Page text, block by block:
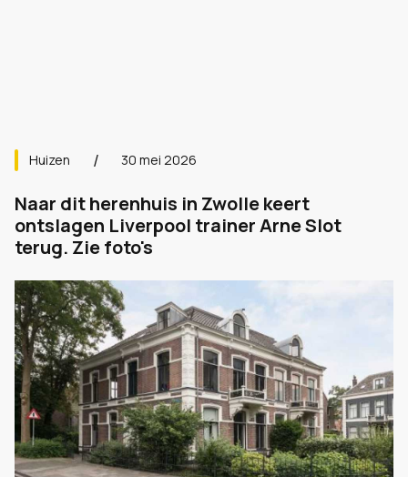
Huizen 30 mei 2026
Naar dit herenhuis in Zwolle keert
ontslagen Liverpool trainer Arne Slot
terug. Zie foto's